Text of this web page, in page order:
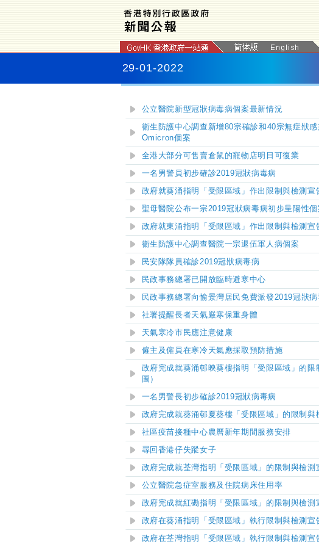
29-01-2022
公立醫院新型冠狀病毒病個案最新情況
衞生防護中心調查新增80宗確診和40宗無症狀
Omicron個案
全港大部分可售賣倉鼠的寵物店明日可復業
一名男警員初步確診2019冠狀病毒病
政府就葵涌指明「受限區域」作出限制與檢測宣
聖母醫院公布一宗2019冠狀病毒病初步呈陽性個
政府就東涌指明「受限區域」作出限制與檢測宣
衞生防護中心調查醫院一宗退伍軍人病個案
民安隊隊員確診2019冠狀病毒病
民政事務總署已開放臨時避寒中心
民政事務總署向愉景灣居民免費派發2019冠狀
社署提醒長者天氣嚴寒保重身體
天氣寒冷市民應注意健康
僱主及僱員在寒冷天氣應採取預防措施
政府完成就葵涌邨映葵樓指明「受限區域」的
圖）
一名男警長初步確診2019冠狀病毒病
政府完成就葵涌邨夏葵樓「受限區域」的限制
社區疫苗接種中心農曆新年期間服務安排
尋回香港仔失蹤女子
政府完成就荃灣指明「受限區域」的限制與檢
公立醫院急症室服務及住院病床住用率
政府完成就紅磡指明「受限區域」的限制與檢測
政府在葵涌指明「受限區域」執行限制與檢測宣
政府在荃灣指明「受限區域」執行限制與檢測宣